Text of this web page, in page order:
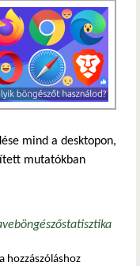
mind a desktopon,
mutatókban
böngészőstatisztika
kapcsolatosan
a hozzászóláshoz